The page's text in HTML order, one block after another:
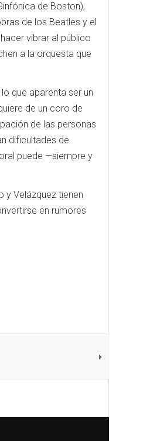
de Boston),
de los Beatles y el
vibrar al público
a la orquesta que
que aparenta ser un
de un coro de
de las personas
dificultades de
puede —siempre y
y Velázquez tienen
en rumores